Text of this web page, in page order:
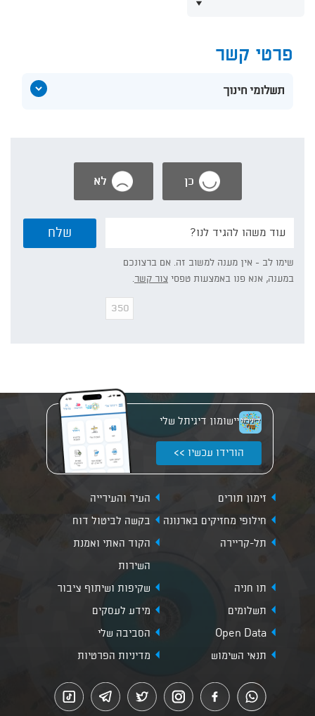
פרטי קשר
הצג
תוכן
תשלומי חינוך
כן לא
תפרט/י:
שלח
שימו לב - אין מענה למשוב זה. אם ברצונכם
במענה, אנא פנו באמצעות טפסי צור קשר.
יישומון דיגיתל שלי
הורידו עכשיו >>
זימון תורים
העיר והעירייה
חילופי מחזיקים בארנונה
בקשה לביטול דוח
תל-קריירה
הקוד האתי ואמנת
השירות
תו חניה
שקיפות ושיתוף ציבור
תשלומים
מידע לעסקים
Open Data
הסביבה שלי
תנאי השימוש
מדיניות הפרטיות